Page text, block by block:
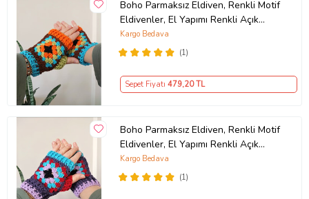
Boho Parmaksız Eldiven, Renkli Motif
Eldivenler, El Yapımı Renkli Açık
Parmak Eldiveni, Kemzey Handmade
Giyim Aksesuarları (Kahverengi)
(1)
Kargo Bedava
Sepet Fiyatı 479,20 TL
Boho Parmaksız Eldiven, Renkli Motif
Eldivenler, El Yapımı Renkli Açık
Parmak Eldiveni, Kemzey Handmade
Giyim Aksesuarları (Mor)
(1)
Kargo Bedava